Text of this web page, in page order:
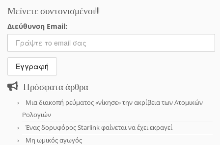
Μείνετε συντονισμένοι!!!
Διεύθυνση Email:
Πρόσφατα άρθρα
Μια διακοπή ρεύματος «νίκησε» την ακρίβεια των Ατομικών
Ρολογιών
Ένας δορυφόρος Starlink φαίνεται να έχει εκραγεί
Μη ωμικός αγωγός